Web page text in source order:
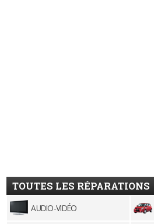
TOUTES LES RÉPARATIONS
AUDIO-VIDÉO